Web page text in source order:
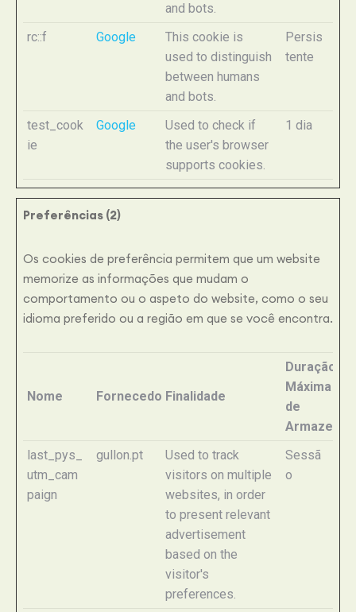
and bots.
rc::f Google
This cookie is
used to distinguish
between humans
and bots.
Persis
tente
test_cook
ie
Google
Used to check if
the user's browser
supports cookies.
1 dia
Preferências (2)
Os cookies de preferência permitem que um website
memorize as informações que mudam o
comportamento ou o aspeto do website, como o seu
idioma preferido ou a região em que se você encontra.
Nome FornecedorFinalidade
Duração
Máxima
de
last_pys_
utm_cam
paign
gullon.pt
Used to track
visitors on multiple
websites, in order
to present relevant
advertisement
based on the
visitor's
preferences.
Sessã
o